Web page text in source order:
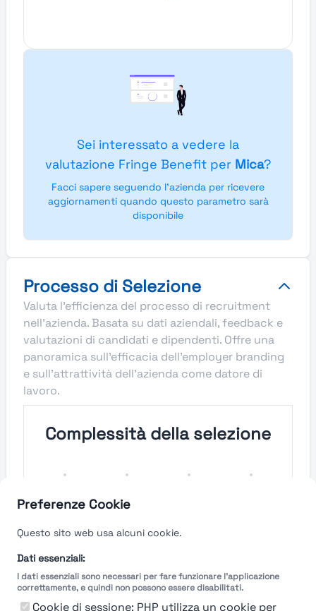
Preferenze Cookie
Questo sito web usa alcuni cookie.
Dati essenziali:
I dati essenziali sono necessari per fare funzionare l'applicazione
correttamente, e quindi non possono essere disabilitati.
Cookie di sessione: PHP utilizza un cookie per
Sei interessato a vedere la
valutazione Fringe Benefit per Mica?
Facci sapere seguendo l'azienda per ricevere
aggiornamenti quando questo parametro sarà
disponibile
Processo di Selezione
Valuta l'efficienza del processo di recruitment
nell'azienda. Basata su dati aziendali, feedback e
valutazioni di candidati e dipendenti. Offre una
panoramica sull'efficacia dell'employer branding
e sull'attrattività dell'azienda come datore di
lavoro.
Complessità della selezione
Velocità del processo di
Molto
Breve Lungo
Molto